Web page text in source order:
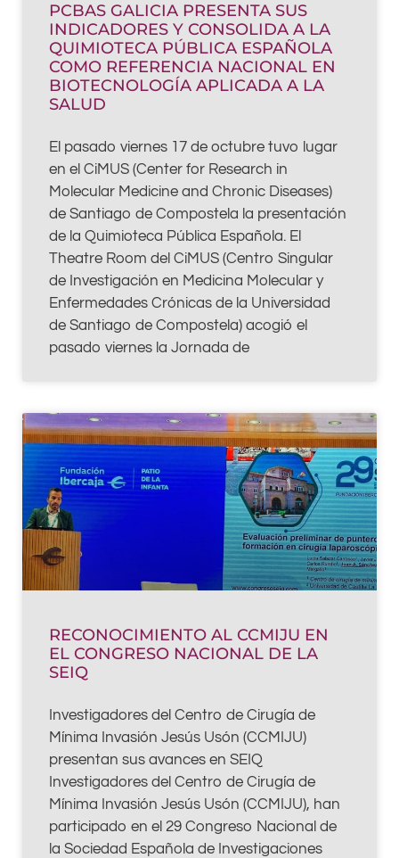
PCBAS GALICIA PRESENTA SUS
INDICADORES Y CONSOLIDA A LA
QUIMIOTECA PÚBLICA ESPAÑOLA
COMO REFERENCIA NACIONAL EN
BIOTECNOLOGÍA APLICADA A LA
SALUD
El pasado viernes 17 de octubre tuvo lugar
en el CiMUS (Center for Research in
Molecular Medicine and Chronic Diseases)
de Santiago de Compostela la presentación
de la Quimioteca Pública Española. El
Theatre Room del CiMUS (Centro Singular
de Investigación en Medicina Molecular y
Enfermedades Crónicas de la Universidad
de Santiago de Compostela) acogió el
pasado viernes la Jornada de
RECONOCIMIENTO AL CCMIJU EN
EL CONGRESO NACIONAL DE LA
SEIQ
Investigadores del Centro de Cirugía de
Mínima Invasión Jesús Usón (CCMIJU)
presentan sus avances en SEIQ
Investigadores del Centro de Cirugía de
Mínima Invasión Jesús Usón (CCMIJU), han
participado en el 29 Congreso Nacional de
la Sociedad Española de Investigaciones